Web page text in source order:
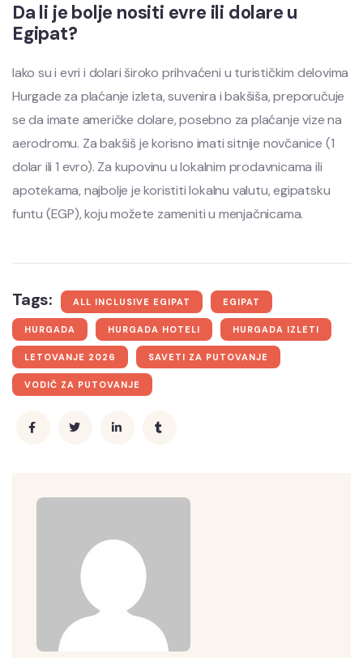
Da li je bolje nositi evre ili dolare u
Egipat?
Iako su i evri i dolari široko prihvaćeni u turističkim delovima
Hurgade za plaćanje izleta, suvenira i bakšiša, preporučuje
se da imate američke dolare, posebno za plaćanje vize na
aerodromu. Za bakšiš je korisno imati sitnije novčanice (1
dolar ili 1 evro). Za kupovinu u lokalnim prodavnicama ili
apotekama, najbolje je koristiti lokalnu valutu, egipatsku
funtu (EGP), koju možete zameniti u menjačnicama.
Tags: ALL INCLUSIVE EGIPAT EGIPAT
HURGADA HURGADA HOTELI HURGADA IZLETI
LETOVANJE 2026 SAVETI ZA PUTOVANJE
VODIČ ZA PUTOVANJE